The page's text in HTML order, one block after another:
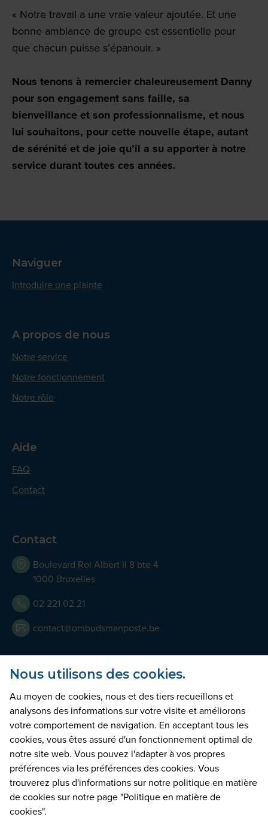
« Notre travail a une vraie valeur ajoutée. Et une
bonne ambiance de groupe est essentielle pour
que chacun puisse s’épanouir. »
Nous tenons à remercier chaleureusement Danny
pour son engagement sans faille, sa
bienveillance et son professionnalisme, et nous
lui souhaitons, pour cette nouvelle étape, autant
de sérénité et de joie qu’il a su apporter à notre
service durant toutes ces années.
Naviguer
Introduire une plainte
A propos de nous
Notre service
Notre fonctionnement
Notre rôle
Aide
FAQ
Contact
Contact
Boulevard Roi Albert II 8 bte 4
1000 Bruxelles
02 221 02 21
contact@ombudsmanposte.be
Heures d'Ouverture
Notre équipe est joignable par téléphone tous les jours
ouvrables de 9h à 17h. Nous pouvons également vous
accueillir en nos bureaux moyennant la prise d’un rendez-
vous au préalable.
déclaration d'accessibilité mentions légales
Nous utilisons des cookies.
Au moyen de cookies, nous et des tiers recueillons et
analysons des informations sur votre visite et améliorons
votre comportement de navigation. En acceptant tous les
cookies, vous êtes assuré d'un fonctionnement optimal de
notre site web. Vous pouvez l'adapter à vos propres
préférences via les préférences des cookies. Vous
trouverez plus d'informations sur notre politique en matière
de cookies sur notre page "Politique en matière de
cookies".